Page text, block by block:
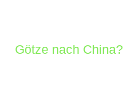
Götze nach China?